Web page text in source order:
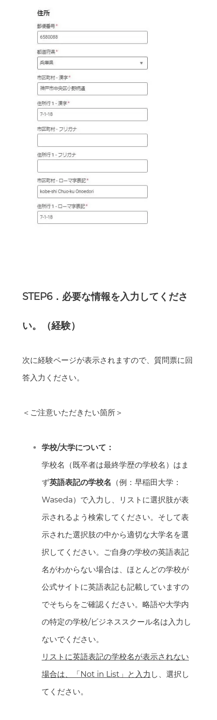
STEP6．必要な情報を入力してくださ
い。（経験）
次に経験ページが表示されますので、質問票に回
答入力ください。
＜ご注意いただきたい箇所＞
学校/大学について：
学校名（既卒者は最終学歴の学校名）はま
ず英語表記の学校名
（例：早稲田大学：
Waseda）で入力し、リストに選択肢が表
示されるよう検索してください。そして表
示された選択肢の中から適切な大学名を選
択してください。ご自身の学校の英語表記
名がわからない場合は、ほとんどの学校が
公式サイトに英語表記も記載していますの
でそちらをご確認ください。略語や大学内
の特定の学校/ビジネススクール名は入力し
ないでください。
リストに英語表記の学校名が表示されない
場合は、「Not in List」と入力 し、選択し
てください。